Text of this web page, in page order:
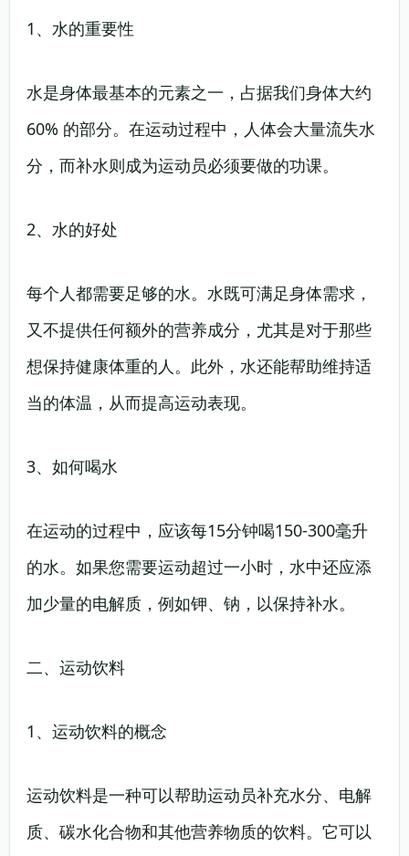
1、水的重要性
水是身体最基本的元素之一，占据我们身体大约
60% 的部分。在运动过程中，人体会大量流失水
分，而补水则成为运动员必须要做的功课。
2、水的好处
每个人都需要足够的水。水既可满足身体需求，
又不提供任何额外的营养成分，尤其是对于那些
想保持健康体重的人。此外，水还能帮助维持适
当的体温，从而提高运动表现。
3、如何喝水
在运动的过程中，应该每15分钟喝150-300毫升
的水。如果您需要运动超过一小时，水中还应添
加少量的电解质，例如钾、钠，以保持补水。
二、运动饮料
1、运动饮料的概念
运动饮料是一种可以帮助运动员补充水分、电解
质、碳水化合物和其他营养物质的饮料。它可以